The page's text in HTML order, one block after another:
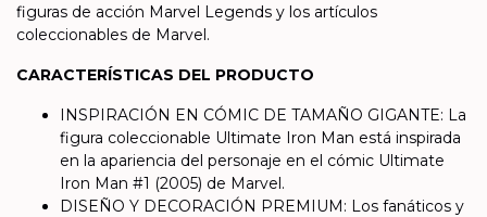
figuras de acción Marvel Legends y los artículos
coleccionables de Marvel.
CARACTERÍSTICAS DEL PRODUCTO
INSPIRACIÓN EN CÓMIC DE TAMAÑO GIGANTE: La
figura coleccionable Ultimate Iron Man está inspirada
en la apariencia del personaje en el cómic Ultimate
Iron Man #1 (2005) de Marvel.
DISEÑO Y DECORACIÓN PREMIUM: Los fanáticos y